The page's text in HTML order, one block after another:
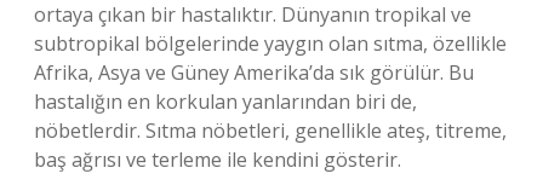
ortaya çıkan bir hastalıktır. Dünyanın tropikal ve
subtropikal bölgelerinde yaygın olan sıtma, özellikle
Afrika, Asya ve Güney Amerika’da sık görülür. Bu
hastalığın en korkulan yanlarından biri de,
nöbetlerdir. Sıtma nöbetleri, genellikle ateş, titreme,
baş ağrısı ve terleme ile kendini gösterir.